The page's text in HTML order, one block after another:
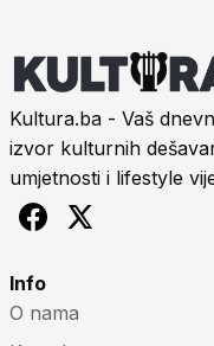
Kultura.ba - Vaš
izvor kulturnih
umjetnosti i lifestyle
Info
O nama